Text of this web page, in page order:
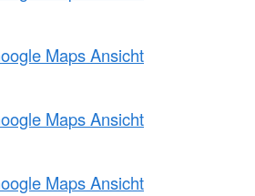
Maps Ansicht
Maps Ansicht
Maps Ansicht